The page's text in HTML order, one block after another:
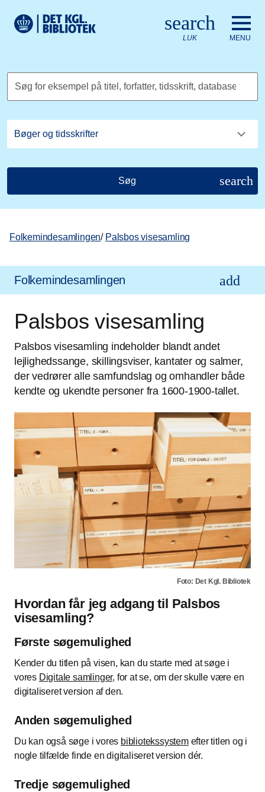
Det Kongelige Biblioteks logo. Gå til Det Kongelige
search
LUK MENU
Søg for eksempel på titel, forfatter, tidsskrift, database
Søg search
Folkemindesamlingen/ Palsbos visesamling
Folkemindesamlingen
Palsbos visesamling
Palsbos visesamling indeholder blandt andet
lejlighedssange, skillingsviser, kantater og salmer,
der vedrører alle samfundslag og omhandler både
kendte og ukendte personer fra 1600-1900-tallet.
Foto: Det Kgl. Bibliotek
Hvordan får jeg adgang til Palsbos
visesamling?
Første søgemulighed
Kender du titlen på visen, kan du starte med at søge i
vores Digitale samlinger, for at se, om der skulle være en
digitaliseret version af den.
Anden søgemulighed
Du kan også søge i vores bibliotekssystemefter titlen og i
nogle tilfælde finde en digitaliseret version dér.
Tredje søgemulighed